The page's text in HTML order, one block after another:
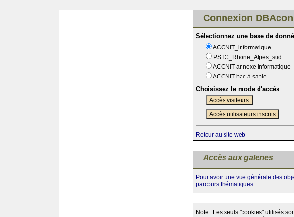
Connexion
Sélectionnez une base de
ACONIT_informatique
PSTC_Rhone_Alpes_sud
ACONIT annexe informatique
ACONIT bac à sable
Choisissez le mode d'accés
Accès visiteurs
Accès utilisateurs inscrits
Retour au site web
Accès aux galeries
Pour avoir une vue générale des
parcours thématiques.
Note : Les seuls "cookies" utilisés